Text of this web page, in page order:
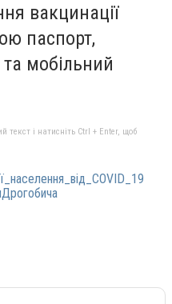
вакцинації
паспорт,
мобільний
текст і натисніть Ctrl + Enter, щоб